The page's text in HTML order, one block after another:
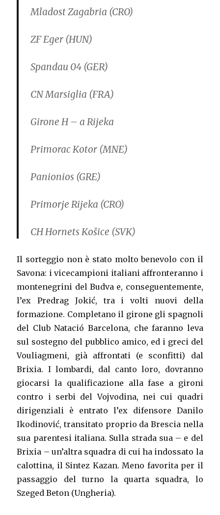
Mladost Zagabria (CRO)
ZF Eger (HUN)
Spandau 04 (GER)
CN Marsiglia (FRA)
Girone H – a Rijeka
Primorac Kotor (MNE)
Panionios (GRE)
Primorje Rijeka (CRO)
CH Hornets Košice (SVK)
Il sorteggio non è stato molto benevolo con il
Savona: i vicecampioni italiani affronteranno i
montenegrini del Budva e, conseguentemente,
l’ex Predrag Jokić, tra i volti nuovi della
formazione. Completano il girone gli spagnoli
del Club Natació Barcelona, che faranno leva
sul sostegno del pubblico amico, ed i greci del
Vouliagmeni, già affrontati (e sconfitti) dal
Brixia. I lombardi, dal canto loro, dovranno
giocarsi la qualificazione alla fase a gironi
contro i serbi del Vojvodina, nei cui quadri
dirigenziali è entrato l’ex difensore Danilo
Ikodinović, transitato proprio da Brescia nella
sua parentesi italiana. Sulla strada sua – e del
Brixia – un’altra squadra di cui ha indossato la
calottina, il Sintez Kazan. Meno favorita per il
passaggio del turno la quarta squadra, lo
Szeged Beton (Ungheria).